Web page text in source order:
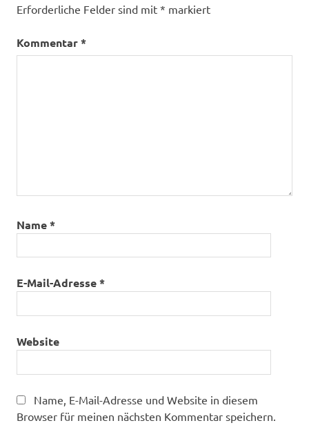
Erforderliche Felder sind mit * markiert
Kommentar*
Name*
E-Mail-Adresse*
Website
Name, E-Mail-Adresse und Website in diesem
Browser für meinen nächsten Kommentar speichern.